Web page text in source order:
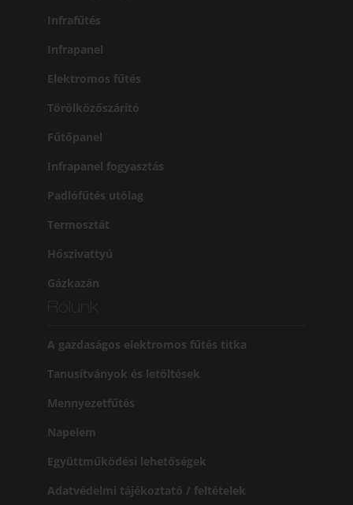
Infrafűtés
Infrapanel
Elektromos fűtés
Törölközőszárító
Fűtőpanel
Infrapanel fogyasztás
Padlófűtés utólag
Termosztát
Hőszivattyú
Gázkazán
A gazdaságos elektromos fűtés titka
Tanusítványok és letöltések
Mennyezetfűtés
Napelem
Együttműködési lehetőségek
Adatvédelmi tájékoztató / feltételek